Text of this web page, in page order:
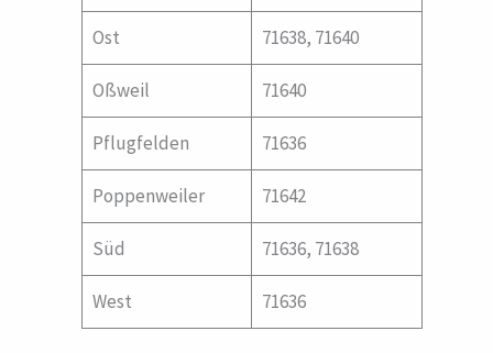
Ost 71638, 71640
Oßweil 71640
Pflugfelden 71636
Poppenweiler 71642
Süd 71636, 71638
West 71636